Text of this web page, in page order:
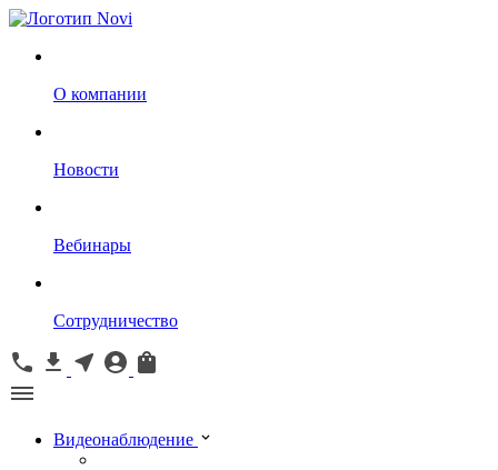
О компании
Новости
Вебинары
Сотрудничество
Видеонаблюдение